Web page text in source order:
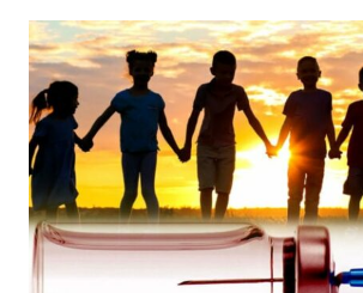
ΜΗ
ΕΜΒΟΛΙΑΣΜΈΝΑ:
ΑΥΤΌ
ΔΕΊΧΝΕΙ
ΠΏΣ
ΠΑΡΑΠΟΙΉΘΗΚΑΝ
ΟΙ
ΜΕΛΈΤΕΣ
ΚΑΙ
ΤΑ
ΣΤΑΤΙΣΤΙΚΆ